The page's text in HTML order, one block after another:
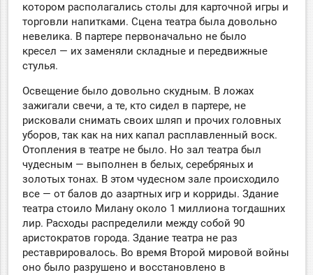
котором располагались столы для карточной игры и
торговли напитками. Сцена театра была довольно
невелика. В партере первоначально не было
кресел — их заменяли складные и передвижные
стулья.
Освещение было довольно скудным. В ложах
зажигали свечи, а те, кто сидел в партере, не
рисковали снимать своих шляп и прочих головных
уборов, так как на них капал расплавленный воск.
Отопления в театре не было. Но зал театра был
чудесным — выполнен в белых, серебряных и
золотых тонах. В этом чудесном зале происходило
все — от балов до азартных игр и корриды. Здание
театра стоило Милану около 1 миллиона тогдашних
лир. Расходы распределили между собой 90
аристократов города. Здание театра не раз
реставрировалось. Во время Второй мировой войны
оно было разрушено и восстановлено в